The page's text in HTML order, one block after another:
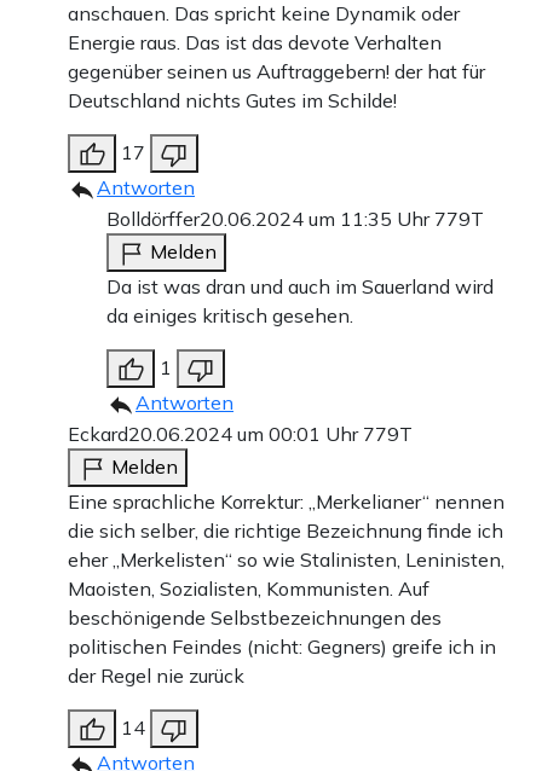
anschauen. Das spricht keine Dynamik oder
Energie raus. Das ist das devote Verhalten
gegenüber seinen us Auftraggebern! der hat für
Deutschland nichts Gutes im Schilde!
17
Antworten
Bolldörffer20.06.2024 um 11:35 Uhr 779T
Melden
Da ist was dran und auch im Sauerland wird
da einiges kritisch gesehen.
1
Antworten
Eckard20.06.2024 um 00:01 Uhr 779T
Melden
Eine sprachliche Korrektur: „Merkelianer“ nennen
die sich selber, die richtige Bezeichnung finde ich
eher „Merkelisten“ so wie Stalinisten, Leninisten,
Maoisten, Sozialisten, Kommunisten. Auf
beschönigende Selbstbezeichnungen des
politischen Feindes (nicht: Gegners) greife ich in
der Regel nie zurück
14
Antworten